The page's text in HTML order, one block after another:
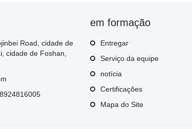
Road, cidade de
cidade de Foshan,
em formação
Entregar
Serviço da equipe
notícia
Certificações
Mapa do Site